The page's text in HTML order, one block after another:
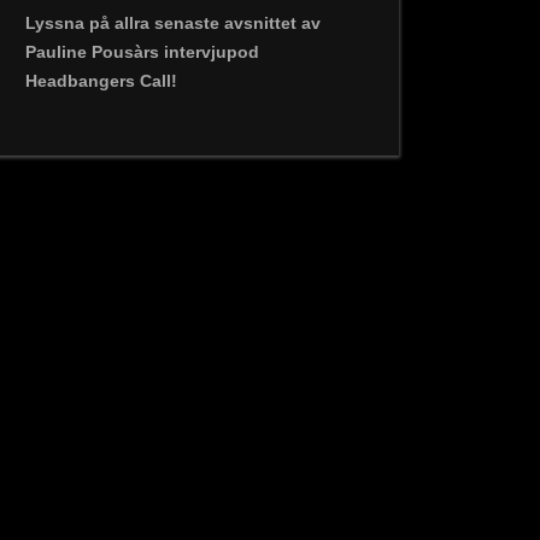
Lyssna på allra senaste avsnittet av
Pauline Pousàrs intervjupod
Headbangers Call!